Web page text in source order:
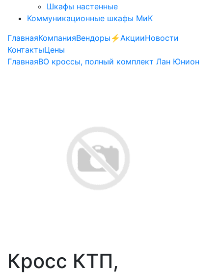
Шкафы настенные
Коммуникационные шкафы МиК
ГлавнаяКомпанияВендоры ⚡️АкцииНовости
КонтактыЦены
ГлавнаяВО кроссы, полный комплект Лан Юнион
Кросс КТП,